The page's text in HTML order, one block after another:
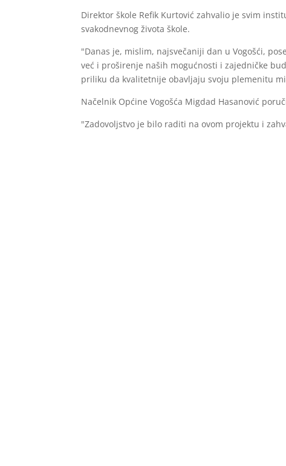
Direktor škole Refik Kurtović zahvalio je svim
svakodnevnog života škole.
"Danas je, mislim, najsvečaniji dan u Vogošći,
već i proširenje naših mogućnosti i zajedničke
priliku da kvalitetnije obavljaju svoju plemenitu
Načelnik Općine Vogošća Migdad Hasanović
"Zadovoljstvo je bilo raditi na ovom projektu i